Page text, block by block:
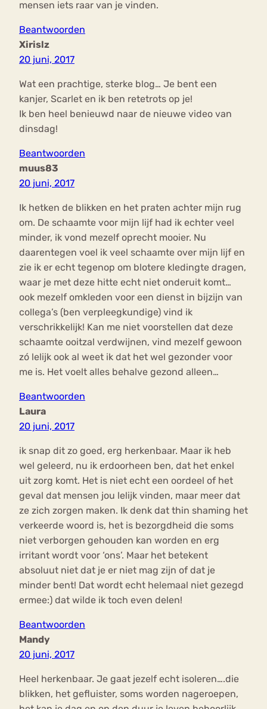
mensen iets raar van je vinden.
Beantwoorden
Xirislz
20 juni, 2017
Wat een prachtige, sterke blog… Je bent een
kanjer, Scarlet en ik ben retetrots op je!
Ik ben heel benieuwd naar de nieuwe video van
dinsdag!
Beantwoorden
muus83
20 juni, 2017
Ik hetken de blikken en het praten achter mijn rug
om. De schaamte voor mijn lijf had ik echter veel
minder, ik vond mezelf oprecht mooier. Nu
daarentegen voel ik veel schaamte over mijn lijf en
zie ik er echt tegenop om blotere kledingte dragen,
waar je met deze hitte echt niet onderuit komt…
ook mezelf omkleden voor een dienst in bijzijn van
collega’s (ben verpleegkundige) vind ik
verschrikkelijk! Kan me niet voorstellen dat deze
schaamte ooitzal verdwijnen, vind mezelf gewoon
zó lelijk ook al weet ik dat het wel gezonder voor
me is. Het voelt alles behalve gezond alleen…
Beantwoorden
Laura
20 juni, 2017
ik snap dit zo goed, erg herkenbaar. Maar ik heb
wel geleerd, nu ik erdoorheen ben, dat het enkel
uit zorg komt. Het is niet echt een oordeel of het
geval dat mensen jou lelijk vinden, maar meer dat
ze zich zorgen maken. Ik denk dat thin shaming het
verkeerde woord is, het is bezorgdheid die soms
niet verborgen gehouden kan worden en erg
irritant wordt voor ‘ons’. Maar het betekent
absoluut niet dat je er niet mag zijn of dat je
minder bent! Dat wordt echt helemaal niet gezegd
ermee:) dat wilde ik toch even delen!
Beantwoorden
Mandy
20 juni, 2017
Heel herkenbaar. Je gaat jezelf echt isoleren….die
blikken, het gefluister, soms worden nageroepen,